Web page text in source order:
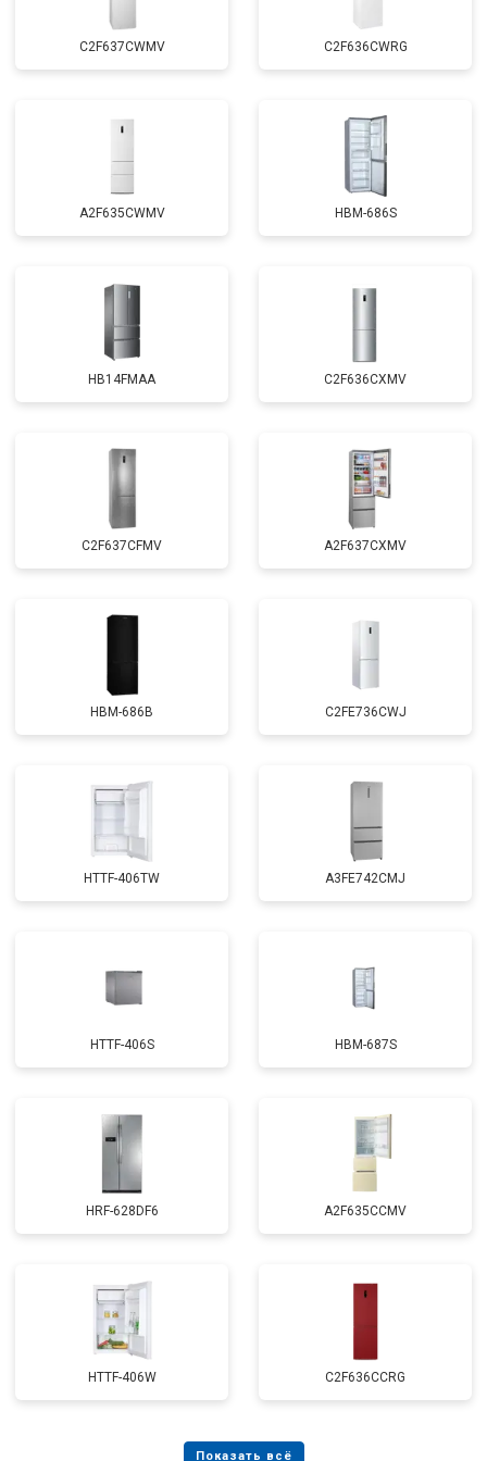
C2F637CWMV C2F636CWRG
A2F635CWMV HBM-686S
HB14FMAA C2F636CXMV
C2F637CFMV A2F637CXMV
HBM-686B C2FE736CWJ
HTTF-406TW A3FE742CMJ
HTTF-406S HBM-687S
HRF-628DF6 A2F635CCMV
HTTF-406W C2F636CCRG